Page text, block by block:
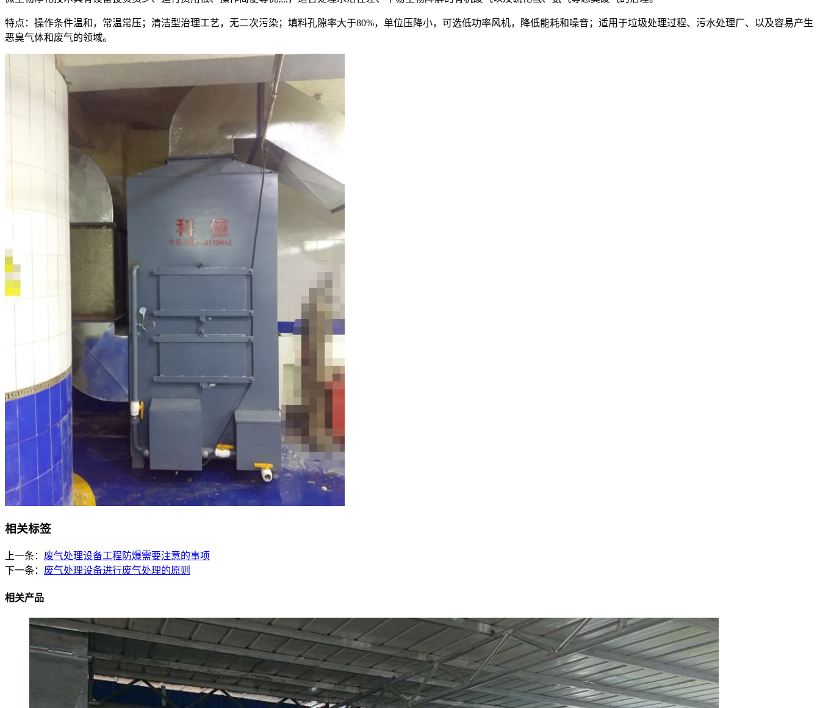
特点：操作条件温和，常温常压；清洁型治理工艺，无二次污染；填料孔隙率大于80%，单位压降小，可选低功率风机，降低能耗和噪音；适用于垃圾处理过程、污水处理厂、以及容易产生
恶臭气体和废气的领域。
相关标签
上一条： 废气处理设备工程防爆需要注意的事项
下一条： 废气处理设备进行废气处理的原则
相关产品